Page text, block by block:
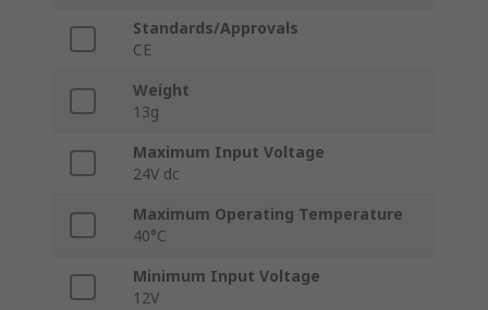
Standards/Approvals
CE
Weight
13g
Maximum Input Voltage
24V dc
Maximum Operating Temperature
40°C
Minimum Input Voltage
12V